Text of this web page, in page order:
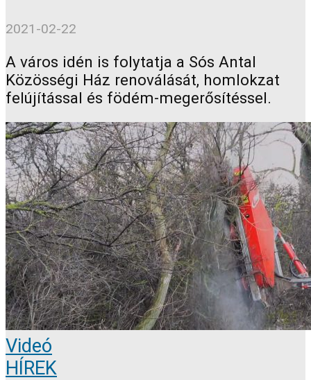
2021-02-22
A város idén is folytatja a Sós Antal
Közösségi Ház renoválását, homlokzat
felújítással és födém-megerősítéssel.
Videó
HÍREK